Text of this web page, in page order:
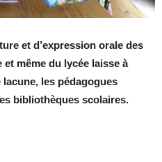
et d’expression orale des
même du lycée laisse à
les pédagogues
bibliothèques scolaires.